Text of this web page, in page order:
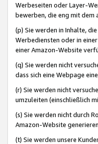
Werbeseiten oder Layer-
bewerben, die eng mit dem
(p) Sie werden in Inhalte,
Werbediensten oder in
einer Amazon-Website
(q) Sie werden nicht
dass sich eine Webpage
(r) Sie werden nicht
umzuleiten (einschließlich
(s) Sie werden nicht durch
Amazon-Website
(t) Sie werden unsere